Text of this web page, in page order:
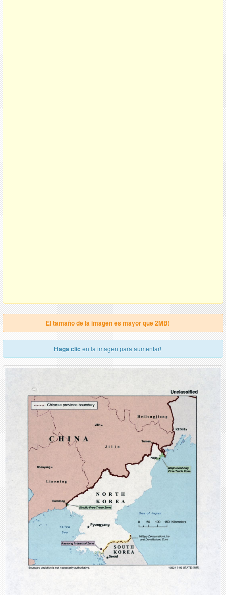
El tamaño de la imagen es mayor que 2MB!
Haga clic en la imagen para aumentar!